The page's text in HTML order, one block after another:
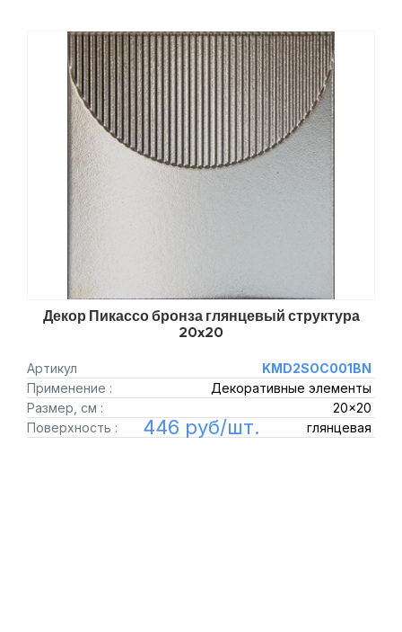
Декор Пикассо бронза глянцевый структура
20x20
Артикул
KMD2SOC001BN
Применение :
Декоративные элементы
Размер, см :
20x20
Поверхность :
глянцевая
446 руб/шт.